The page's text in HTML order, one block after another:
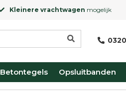
Kleinere vrachtwagen mogelijk
Betontegels Opsluitbanden